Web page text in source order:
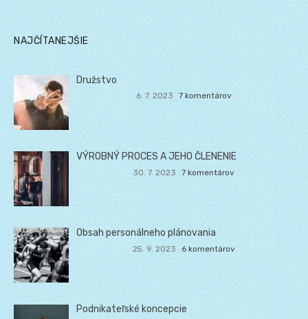
NAJČÍTANEJŠIE
Družstvo
6. 7. 2023 7 komentárov
VÝROBNÝ PROCES A JEHO ČLENENIE
30. 7. 2023 7 komentárov
Obsah personálneho plánovania
25. 9. 2023 6 komentárov
Podnikateľské koncepcie